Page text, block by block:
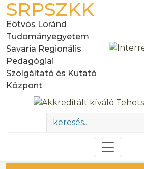
SRPSZKK
Eötvös Loránd
Tudományegyetem
Savaria Regionális
Pedagógiai
Szolgáltató és Kutató
Központ